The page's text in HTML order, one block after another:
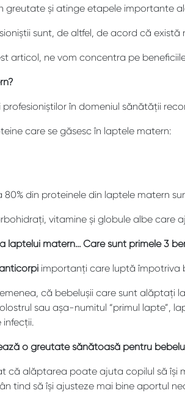
greutate și atinge etapele importante
sunt, de altfel, de acord că
articol, ne vom concentra pe
în domeniul sănătății
care se găsesc în laptele matern:
din proteinele din laptele matern
vitamine și globule albe care
laptelui matern… Care sunt primele 3
importanți care luptă împotriva
că bebelușii care sunt alăptați
sau așa-numitul “primul lapte”,
infecții.
o greutate sănătoasă pentru
că alăptarea poate ajuta copilul să își
tind să își ajusteze mai bine aportul